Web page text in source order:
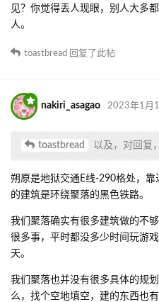
见？你觉得丢人现眼，别人大多
人。
toastbread 回复了此帖
nakiri_asagao 2023年1月1
toastbread 以及，对回复
朔原是地狱交通E线-290格处，
的建筑是环绕聚落的黑色铁路。
我们聚落确实有很多建筑做的不
很多事，平时都没多少时间玩游
天。
我们聚落也并没有很多具体的规
么，找个空地填空，建的东西也